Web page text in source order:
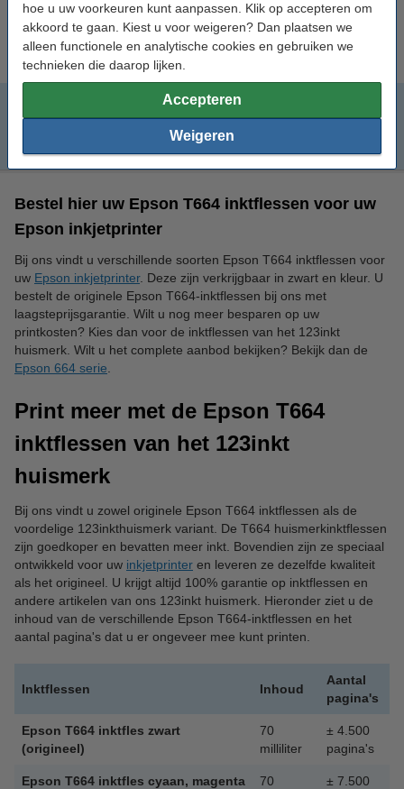
hoe u uw voorkeuren kunt aanpassen. Klik op accepteren om
akkoord te gaan. Kiest u voor weigeren? Dan plaatsen we
alleen functionele en analytische cookies en gebruiken we
technieken die daarop lijken.
Accepteren
Weigeren
Wij adviseren u om deze inktfles i.p.v. de originele inktfles te nemen.
Bestel hier uw Epson T664 inktflessen voor uw
Epson inkjetprinter
Bij ons vindt u verschillende soorten Epson T664 inktflessen voor
uw Epson inkjetprinter. Deze zijn verkrijgbaar in zwart en kleur. U
bestelt de originele Epson T664-inktflessen bij ons met
laagsteprijsgarantie. Wilt u nog meer besparen op uw
printkosten? Kies dan voor de inktflessen van het 123inkt
huismerk. Wilt u het complete aanbod bekijken? Bekijk dan de
Epson 664 serie
Print meer met de Epson T664
inktflessen van het 123inkt
huismerk
Bij ons vindt u zowel originele Epson T664 inktflessen als de
voordelige 123inkthuismerk variant. De T664 huismerkinktflessen
zijn goedkoper en bevatten meer inkt. Bovendien zijn ze speciaal
ontwikkeld voor uw inkjetprinter en leveren ze dezelfde kwaliteit
als het origineel. U krijgt altijd 100% garantie op inktflessen en
andere artikelen van ons 123inkt huismerk. Hieronder ziet u de
inhoud van de verschillende Epson T664-inktflessen en het
aantal pagina's dat u er ongeveer mee kunt printen.
Inktflessen Inhoud
Aantal
pagina's
Epson T664 inktfles zwart
(origineel)
70
milliliter
± 4.500
pagina's
Epson T664 inktfles cyaan, magenta 70 ± 7.500